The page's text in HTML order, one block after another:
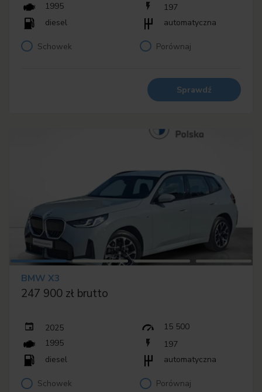
1995
197
diesel
automatyczna
Schowek Porównaj
Sprawdź
BMW X3
247 900 zł brutto
2025
15 500
1995
197
diesel
automatyczna
Schowek Porównaj